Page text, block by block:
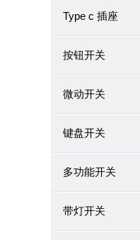
Type c 插座
按钮开关
微动开关
键盘开关
多功能开关
带灯开关